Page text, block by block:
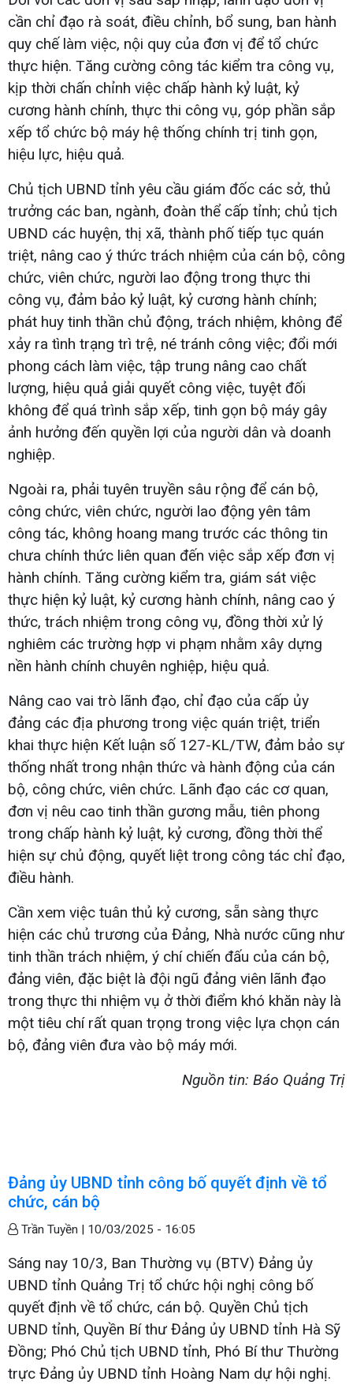
cần chỉ đạo rà soát, điều chỉnh, bổ sung, ban hành
quy chế làm việc, nội quy của đơn vị để tổ chức
thực hiện. Tăng cường công tác kiểm tra công vụ,
kịp thời chấn chỉnh việc chấp hành kỷ luật, kỷ
cương hành chính, thực thi công vụ, góp phần sắp
xếp tổ chức bộ máy hệ thống chính trị tinh gọn,
hiệu lực, hiệu quả.
Chủ tịch UBND tỉnh yêu cầu giám đốc các sở, thủ
trưởng các ban, ngành, đoàn thể cấp tỉnh; chủ tịch
UBND các huyện, thị xã, thành phố tiếp tục quán
triệt, nâng cao ý thức trách nhiệm của cán bộ, công
chức, viên chức, người lao động trong thực thi
công vụ, đảm bảo kỷ luật, kỷ cương hành chính;
phát huy tinh thần chủ động, trách nhiệm, không để
xảy ra tình trạng trì trệ, né tránh công việc; đổi mới
phong cách làm việc, tập trung nâng cao chất
lượng, hiệu quả giải quyết công việc, tuyệt đối
không để quá trình sắp xếp, tinh gọn bộ máy gây
ảnh hưởng đến quyền lợi của người dân và doanh
nghiệp.
Ngoài ra, phải tuyên truyền sâu rộng để cán bộ,
công chức, viên chức, người lao động yên tâm
công tác, không hoang mang trước các thông tin
chưa chính thức liên quan đến việc sắp xếp đơn vị
hành chính. Tăng cường kiểm tra, giám sát việc
thực hiện kỷ luật, kỷ cương hành chính, nâng cao ý
thức, trách nhiệm trong công vụ, đồng thời xử lý
nghiêm các trường hợp vi phạm nhằm xây dựng
nền hành chính chuyên nghiệp, hiệu quả.
Nâng cao vai trò lãnh đạo, chỉ đạo của cấp ủy
đảng các địa phương trong việc quán triệt, triển
khai thực hiện Kết luận số 127-KL/TW, đảm bảo sự
thống nhất trong nhận thức và hành động của cán
bộ, công chức, viên chức. Lãnh đạo các cơ quan,
đơn vị nêu cao tinh thần gương mẫu, tiên phong
trong chấp hành kỷ luật, kỷ cương, đồng thời thể
hiện sự chủ động, quyết liệt trong công tác chỉ đạo,
điều hành.
Cần xem việc tuân thủ kỷ cương, sẵn sàng thực
hiện các chủ trương của Đảng, Nhà nước cũng như
tinh thần trách nhiệm, ý chí chiến đấu của cán bộ,
đảng viên, đặc biệt là đội ngũ đảng viên lãnh đạo
trong thực thi nhiệm vụ ở thời điểm khó khăn này là
một tiêu chí rất quan trọng trong việc lựa chọn cán
bộ, đảng viên đưa vào bộ máy mới.
Nguồn tin: Báo Quảng Trị
Đảng ủy UBND tỉnh công bố quyết định về tổ
chức, cán bộ
Trần Tuyền | 10/03/2025 - 16:05
Sáng nay 10/3, Ban Thường vụ (BTV) Đảng ủy
UBND tỉnh Quảng Trị tổ chức hội nghị công bố
quyết định về tổ chức, cán bộ. Quyền Chủ tịch
UBND tỉnh, Quyền Bí thư Đảng ủy UBND tỉnh Hà Sỹ
Đồng; Phó Chủ tịch UBND tỉnh, Phó Bí thư Thường
trực Đảng ủy UBND tỉnh Hoàng Nam dự hội nghị.